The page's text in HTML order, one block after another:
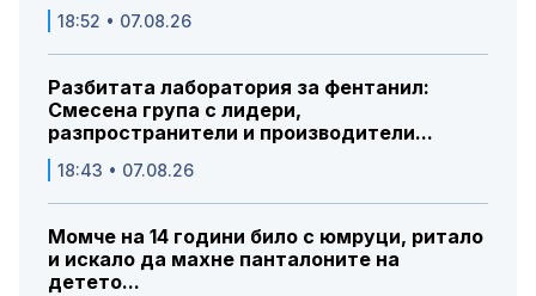
18:52 • 07.08.26
Разбитата лаборатория за фентанил:
Смесена група с лидери,
разпространители и производители...
18:43 • 07.08.26
Момче на 14 години било с юмруци, ритало
и искало да махне панталоните на
детето...